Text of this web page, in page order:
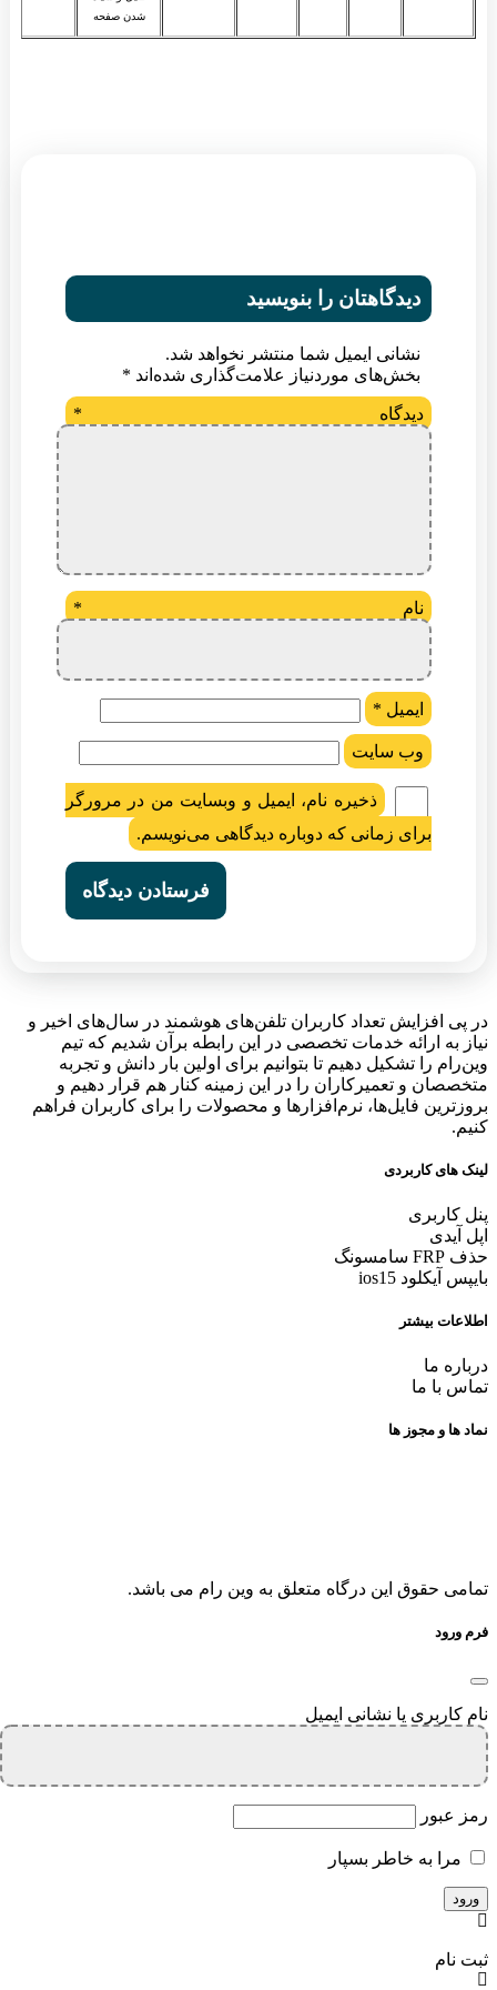
شدن صفحه
دیدگاهتان را بنویسید
نشانی ایمیل شما منتشر نخواهد شد.
بخش‌های موردنیاز علامت‌گذاری شده‌اند *
دیدگاه *
نام *
ایمیل *
وب‌ سایت
ذخیره نام، ایمیل و وبسایت من در مرورگر
برای زمانی که دوباره دیدگاهی می‌نویسم.
در پی افزایش تعداد کاربران تلفن‌های هوشمند در سال‌های اخیر و
نیاز به ارائه خدمات تخصصی در این رابطه برآن شدیم که تیم
وین‌رام را تشکیل دهیم تا بتوانیم برای اولین بار دانش و تجربه
متخصصان و تعمیرکاران را در این زمینه کنار هم قرار دهیم و
بروزترین فایل‌ها، نرم‌افزارها و محصولات را برای کاربران فراهم
کنیم.
لینک های کاربردی
پنل کاربری
اپل آیدی
حذف FRP سامسونگ
بایپس آیکلود ios15
اطلاعات بیشتر
درباره ما
تماس با ما
نماد ها و مجوز ها
تمامی حقوق این درگاه متعلق به وین رام می باشد.
فرم ورود
نام کاربری یا نشانی ایمیل
رمز عبور
مرا به خاطر بسپار
ثبت نام